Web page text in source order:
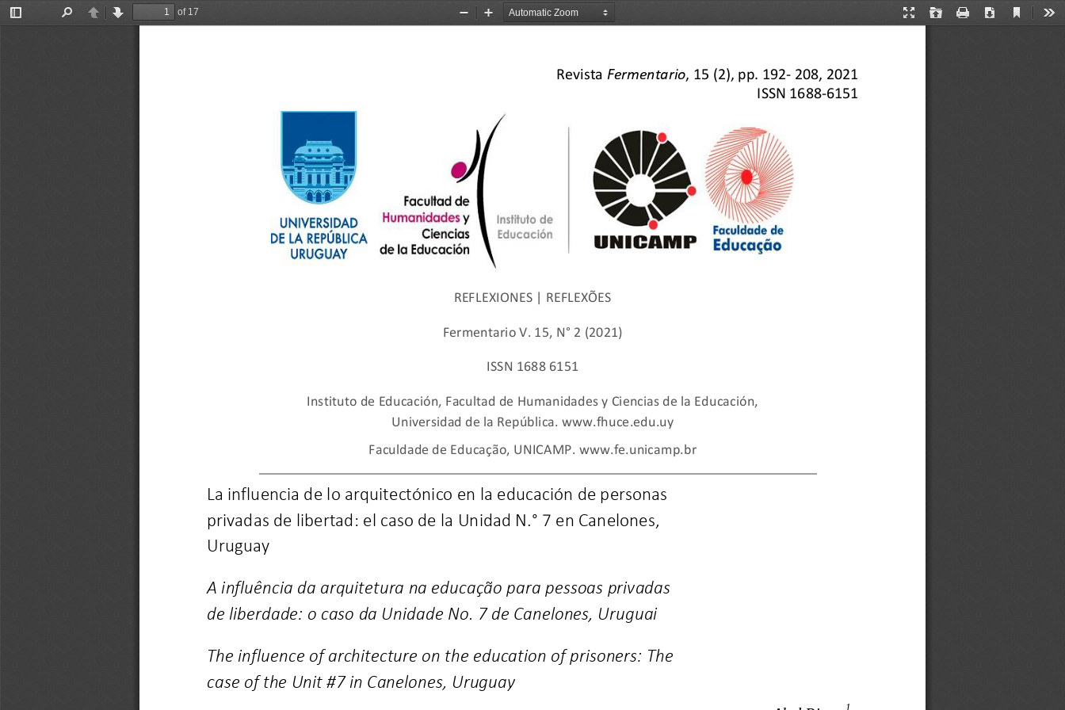
Toggle
PreviousNext
of 17
Presentation
Open Print Download
Current
Zoom
Zoom
Revista Fermentario, 15 (2), pp. 192- 208, 2021
ISSN 1688-6151
REFLEXIONES | REFLEXÕES
Fermentario V. 15, N° 2 (2021)
ISSN 1688 6151
Instituto de Educación, Facultad de Humanidades y Ciencias de la Educación,
Universidad de la República. www.fhuce.edu.uy
Faculdade de Educação, UNICAMP. www.fe.unicamp.br
La influencia de lo arquitectónico en la educación de personas
privadas de libertad: el caso de la Unidad N.° 7 en Canelones,
Uruguay
A influência da arquitetura na educação para pessoas privadas
de liberdade: o caso da Unidade No. 7 de Canelones, Uruguai
The influence of architecture on the education of prisoners: The
case of the Unit #7 in Canelones, Uruguay
1